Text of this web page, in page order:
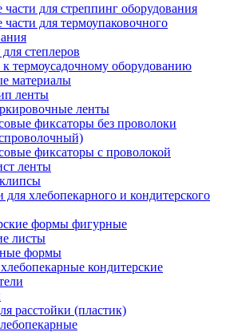
части для стреппинг оборудования
части для термоупаковочного
степлеров
к термоусадочному оборудованию
материалы
ленты
ленты
фиксаторы без проволоки
фиксаторы с проволокой
ленты
для хлебопекарного и кондитерского
формы фигурные
листы
формы
кондитерские
расстойки (пластик)